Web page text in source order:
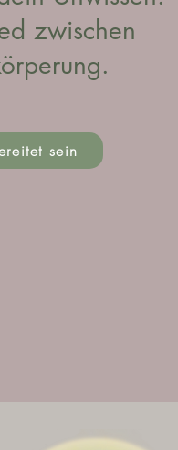
zwischen
sein